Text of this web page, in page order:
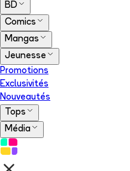
BD
Comics
Mangas
Jeunesse
Promotions
Exclusivités
Nouveautés
Tops
Média